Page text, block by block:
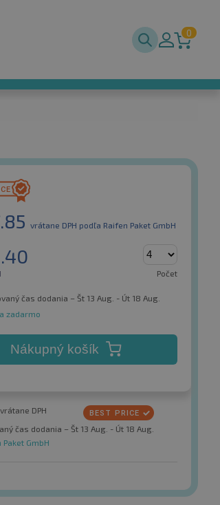
0
vrátane DPH podľa Raifen Paket GmbH
Počet
čas dodania – Št 13 Aug. - Út 18 Aug.
zadarmo
Nákupný košík
vrátane DPH
čas dodania – Št 13 Aug. - Út 18 Aug.
Paket GmbH